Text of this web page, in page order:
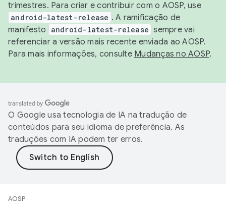
trimestres. Para criar e contribuir com o AOSP, use
android-latest-release . A ramificação de
manifesto
android-latest-release sempre vai
referenciar a versão mais recente enviada ao AOSP.
Para mais informações, consulte Mudanças no AOSP.
O Google usa tecnologia de IA na tradução de
conteúdos para seu idioma de preferência. As
traduções com IA podem ter erros.
AOSP